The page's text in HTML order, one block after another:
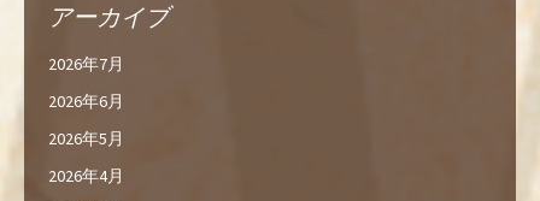
アーカイブ
2026年7月
2026年6月
2026年5月
2026年4月